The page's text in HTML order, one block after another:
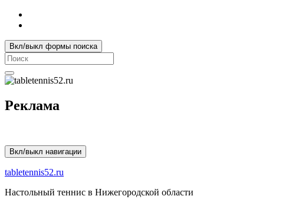
Вкл/выкл формы поиска
Search
for:
Реклама
Вкл/выкл навигации
tabletennis52.ru
Настольный теннис в Нижегородской области